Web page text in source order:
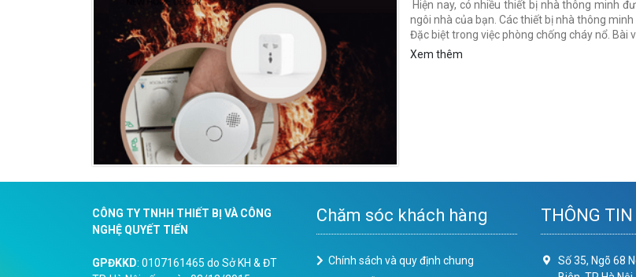
Hiện nay, có nhiều thiết bị nhà thông minh
ngôi nhà của bạn. Các thiết bị nhà thông
Đặc biệt trong việc phòng chống cháy nổ. Bài
Xem thêm
CÔNG TY TNHH THIẾT BỊ VÀ CÔNG
NGHỆ QUYẾT TIẾN
GPĐKKD: 0107161465 do Sở KH & ĐT
Chăm sóc khách hàng
Chính sách và quy định chung
THÔNG
Số 35, Ngõ 68